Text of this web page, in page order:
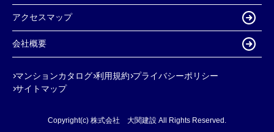
アクセスマップ
会社概要
マンションカタログ 利用規約 プライバシーポリシー
サイトマップ
Copyright(c) 株式会社 大関建設 All Rights Reserved.